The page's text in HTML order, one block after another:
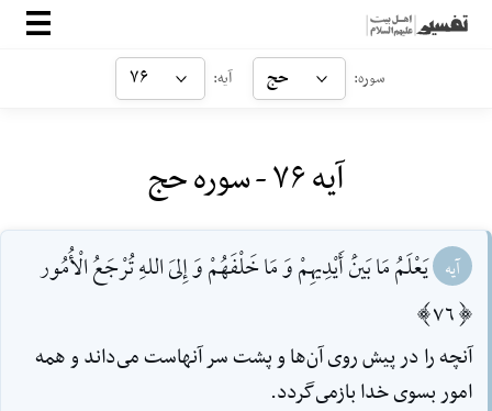
صفحه‌اصلی
ارتباط با ما
سوره: حج آیه: ۷۶
آیه ۷۶ - سوره حج
آیه يَعْلَمُ مَا بَينْ‌َ أَيْدِيهِمْ وَ مَا خَلْفَهُمْ وَ إِلىَ اللهِ‌ تُرْجَعُ الْأُمُور
[76]
آنچه را در پيش روى آن‌ها و پشت سر آنهاست مى‌داند و همه
امور بسوى خدا بازمى‌گردد.